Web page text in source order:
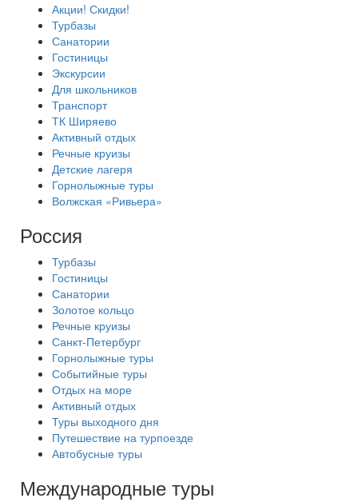
Акции! Скидки!
Турбазы
Санатории
Гостиницы
Экскурсии
Для школьников
Транспорт
ТК Ширяево
Активный отдых
Речные круизы
Детские лагеря
Горнолыжные туры
Волжская «Ривьера»
Россия
Турбазы
Гостиницы
Санатории
Золотое кольцо
Речные круизы
Санкт-Петербург
Горнолыжные туры
Событийные туры
Отдых на море
Активный отдых
Туры выходного дня
Путешествие на турпоезде
Автобусные туры
Международные туры